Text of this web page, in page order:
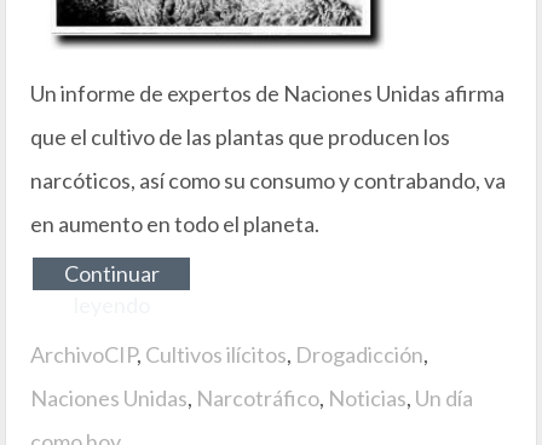
Un informe de expertos de Naciones Unidas afirma
que el cultivo de las plantas que producen los
narcóticos, así como su consumo y contrabando, va
en aumento en todo el planeta.
Continuar
ArchivoCIP, Cultivos ilícitos, Drogadicción,
Naciones Unidas, Narcotráfico, Noticias, Un día